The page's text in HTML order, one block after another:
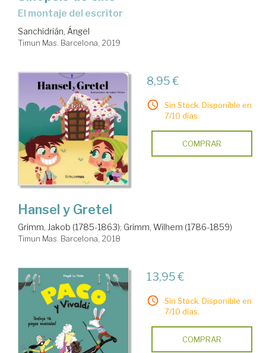
el montaje del escritor
Sanchidrián, Ángel
Timun Mas. Barcelona, 2019
8,95 €
Sin Stock. Disponible en
7/10 días.
COMPRAR
Hansel y Gretel
Grimm, Jakob (1785-1863); Grimm, Wilhem (1786-1859)
Timun Mas. Barcelona, 2018
13,95 €
Sin Stock. Disponible en
7/10 días.
COMPRAR